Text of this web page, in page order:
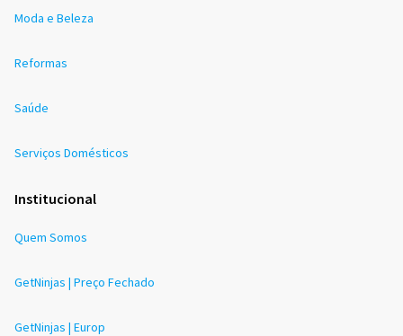
Moda e Beleza
Reformas
Saúde
Serviços Domésticos
Institucional
Quem Somos
GetNinjas | Preço Fechado
GetNinjas | Europ